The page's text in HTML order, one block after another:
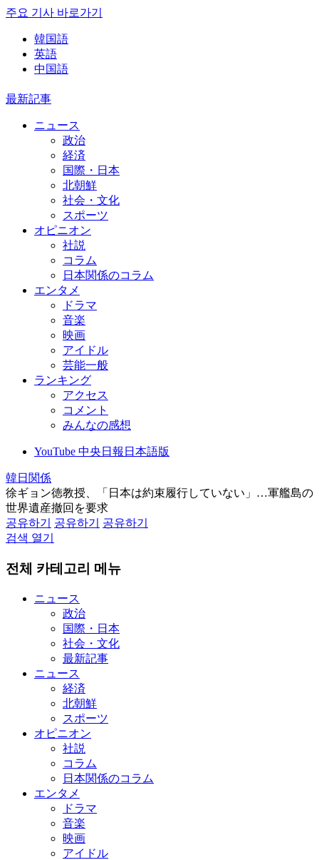
주요 기사 바로가기
韓国語
英語
中国語
最新記事
ニュース
政治
経済
国際・日本
北朝鮮
社会・文化
スポーツ
オピニオン
社説
コラム
日本関係のコラム
エンタメ
ドラマ
音楽
映画
アイドル
芸能一般
ランキング
アクセス
コメント
みんなの感想
YouTube 中央日報日本語版
韓日関係
徐ギョン徳教授、「日本は約束履行していない」…軍艦島の
世界遺産撤回を要求
공유하기
공유하기
공유하기
검색 열기
전체 카테고리 메뉴
ニュース
政治
国際・日本
社会・文化
最新記事
ニュース
経済
北朝鮮
スポーツ
オピニオン
社説
コラム
日本関係のコラム
エンタメ
ドラマ
音楽
映画
アイドル